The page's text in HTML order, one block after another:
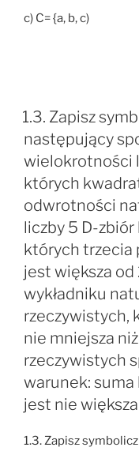
c) C= {a, b, c)
1.3. Zapisz
następujący
wielokrotności
których
odwrotności
liczby 5 D-
których trzecia
jest większa
wykładniku
rzeczywistych,
nie mniejsza
rzeczywistych
warunek: suma
jest nie
1.3. Zapisz